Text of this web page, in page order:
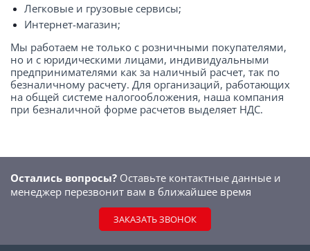
Легковые и грузовые сервисы;
Интернет-магазин;
Мы работаем не только с розничными покупателями,
но и с юридическими лицами, индивидуальными
предпринимателями как за наличный расчет, так по
безналичному расчету. Для организаций, работающих
на общей системе налогообложения, наша компания
при безналичной форме расчетов выделяет НДС.
Остались вопросы? Оставьте контактные данные и
менеджер перезвонит вам в ближайшее время
ЗАКАЗАТЬ ЗВОНОК